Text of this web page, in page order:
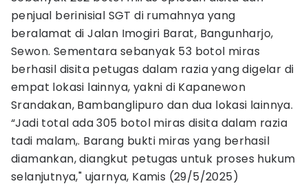
penjual berinisial SGT di rumahnya yang
beralamat di Jalan Imogiri Barat, Bangunharjo,
Sewon. Sementara sebanyak 53 botol miras
berhasil disita petugas dalam razia yang digelar di
empat lokasi lainnya, yakni di Kapanewon
Srandakan, Bambanglipuro dan dua lokasi lainnya.
“Jadi total ada 305 botol miras disita dalam razia
tadi malam,. Barang bukti miras yang berhasil
diamankan, diangkut petugas untuk proses hukum
selanjutnya," ujarnya, Kamis (29/5/2025)